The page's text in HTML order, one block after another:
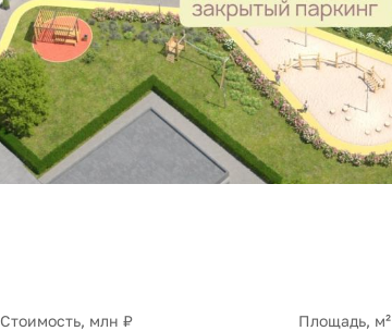
Стоимость, млн ₽ Площадь, м²